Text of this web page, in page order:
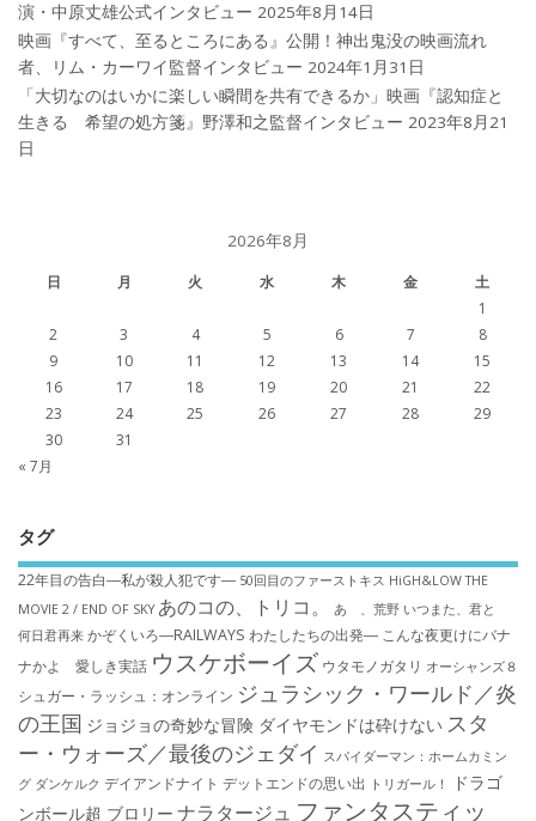
演・中原丈雄公式インタビュー 2025年8月14日
映画『すべて、至るところにある』公開！神出鬼没の映画流れ
者、リム・カーワイ監督インタビュー 2024年1月31日
「大切なのはいかに楽しい瞬間を共有できるか」映画『認知症と
生きる 希望の処方箋』野澤和之監督インタビュー 2023年8月21
日
2026年8月
日 月 火 水 木 金
土
1
2
3 4 5 6 7
8
9
10 11 12 13 14
15
16
17 18 19 20 21
22
23
24 25 26 27 28
29
30
31
« 7月
タグ
22年目の告白―私が殺人犯です― 50回目のファーストキス HiGH&LOW THE
MOVIE 2 / END OF SKY あのコの、トリコ。 あゝ、荒野 いつまた、君と
何日君再来 かぞくいろ―RAILWAYS わたしたちの出発― こんな夜更けにバナ
ナかよ 愛しき実話 ウスケボーイズ ウタモノガタリ オーシャンズ８
シュガー・ラッシュ：オ​ンライン ジュラシック・ワールド／炎
の王国 ジョジョの奇妙な冒険 ダイヤモンドは砕けない スタ
ー・ウォーズ／最後のジェダイ スパイダーマン：ホームカミン
グ ダンケルク デイアンドナイト デットエンドの思い出 トリガール！
ドラゴ
ンボール超 ブロリー ナラタージュ ファンタスティッ